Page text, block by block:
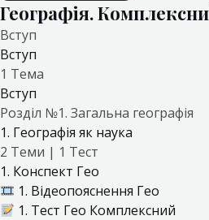
Географія.
Вступ
Вступ
1 Тема
Вступ
Розділ №1. Загальна географія
1. Географія як наука
2 Теми | 1 Тест
1. Конспект Гео
1. Відеопояснення Гео
1. Тест Гео Комплексний